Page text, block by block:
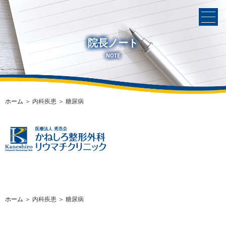
院長ノート
NOTE
ホーム ＞ 内科疾患 ＞ 糖尿病
ホーム ＞ 内科疾患 ＞ 糖尿病